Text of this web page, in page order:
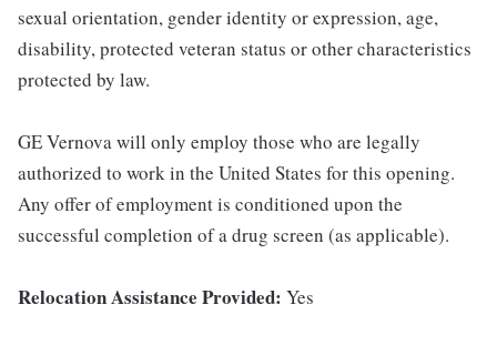
sexual orientation, gender identity or expression, age,
disability, protected veteran status or other characteristics
protected by law.
GE Vernova will only employ those who are legally
authorized to work in the United States for this opening.
Any offer of employment is conditioned upon the
successful completion of a drug screen (as applicable).
Relocation Assistance Provided: Yes